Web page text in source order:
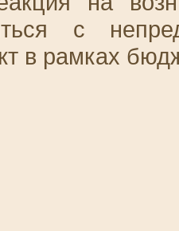
с
в рамках